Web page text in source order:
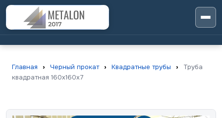
Главная › Черный прокат › Квадратные трубы ›
Труба
квадратная 160х160х7